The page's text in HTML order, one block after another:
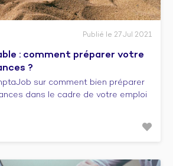
Publié le 27 Jul 2021
: comment préparer votre
?
sur comment bien préparer
dans le cadre de votre emploi